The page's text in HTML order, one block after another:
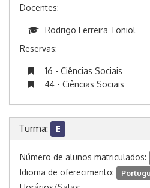
Docentes:
Rodrigo Ferreira Toniol
Reservas:
16 - Ciências Sociais
44 - Ciências Sociais
Turma: E
Número de alunos matriculados:
Idioma de oferecimento: